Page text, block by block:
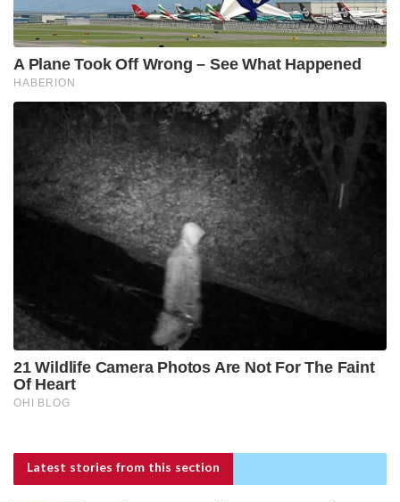
Latest stories from this section